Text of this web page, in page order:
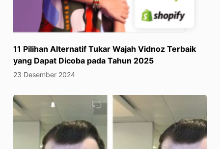
11 Pilihan Alternatif Tukar Wajah Vidnoz Terbaik
yang Dapat Dicoba pada Tahun 2025
23 Desember 2024